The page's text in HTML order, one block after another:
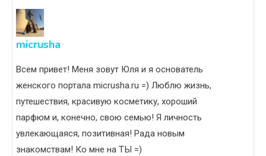
micrusha
Всем привет! Меня зовут Юля и я основатель
женского портала micrusha.ru =) Люблю жизнь,
путешествия, красивую косметику, хороший
парфюм и, конечно, свою семью! Я личность
увлекающаяся, позитивная! Рада новым
знакомствам! Ко мне на ТЫ =)